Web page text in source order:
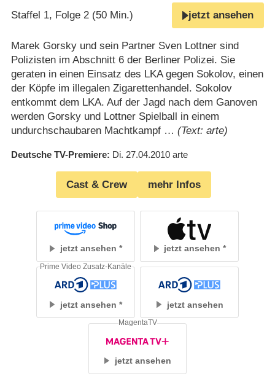
Staffel 1, Folge 2 (50 Min.) jetzt ansehen
Marek Gorsky und sein Partner Sven Lottner sind
Polizisten im Abschnitt 6 der Berliner Polizei. Sie
geraten in einen Einsatz des LKA gegen Sokolov, einen
der Köpfe im illegalen Zigarettenhandel. Sokolov
entkommt dem LKA. Auf der Jagd nach dem Ganoven
werden Gorsky und Lottner Spielball in einem
undurchschaubaren Machtkampf … (Text: arte)
Deutsche TV-Premiere Di. 27.04.2010 arte
Cast & Crew mehr Infos
jetzt ansehen jetzt ansehen
jetzt ansehen
Prime Video Zusatz-Kanäle
jetzt ansehen
jetzt ansehen
MagentaTV